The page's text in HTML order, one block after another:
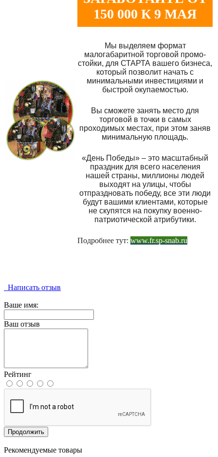
150 000 К 9 МАЯ
Мы выделяем формат
малогабаритной торговой промо-
стойки, для СТАРТА вашего бизнеса,
который позволит начать с
минимальными инвестициями и
быстрой окупаемостью.
Вы сможете занять место для
торговой в точки в самых
проходимых местах, при этом заняв
минимальную площадь.
«День Победы» – это масштабный
праздник для всего населения
нашей страны, миллионы людей
выходят на улицы, чтобы
отпраздновать победу, все эти люди
будут вашими клиентами, которые
не скупятся на покупку военно-
патриотической атрибутики.
Подробнее тут: www.fr.sp-snab.ru
Написать отзыв
Ваше имя:
Ваш отзыв
Рейтинг
Продолжить
Рекомендуемые товары